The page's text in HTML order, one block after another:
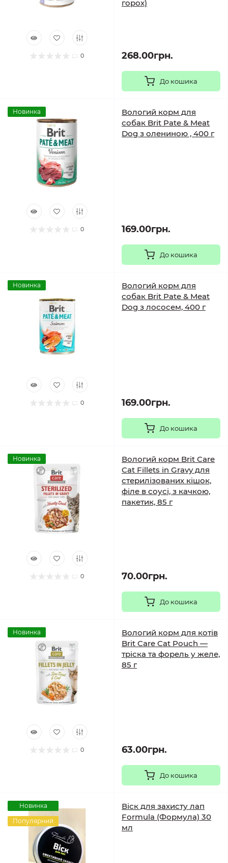
0
горох)
268.00грн.
До кошика
Новинка
0
Вологий корм для
собак Brit Pate & Meat
Dog з олениною , 400 г
169.00грн.
До кошика
Новинка
0
Вологий корм для
собак Brit Pate & Meat
Dog з лососем, 400 г
169.00грн.
До кошика
Новинка
0
Вологий корм Brit Care
Cat Fillets in Gravy для
стерилізованих кішок,
філе в соусі, з качкою,
пакетик, 85 г
70.00грн.
До кошика
Новинка
0
Вологий корм для котів
Brit Care Cat Pouch —
тріска та форель у желе,
85 г
63.00грн.
До кошика
Новинка
Популярний
Віск для захисту лап
Formula (Формула) 30
мл